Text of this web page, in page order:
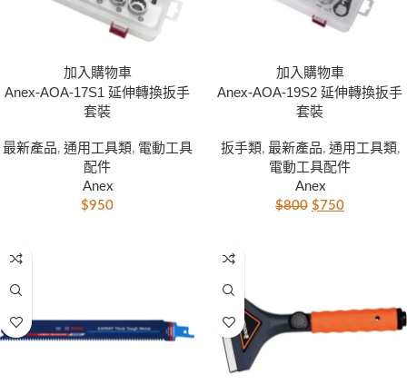
加入購物車
Anex-AOA-17S1 延伸轉換扳手
套裝
最新產品, 通用工具類, 電動工具
配件
Anex
$950
加入購物車
Anex-AOA-19S2 延伸轉換扳手
套裝
扳手類, 最新產品, 通用工具類,
電動工具配件
Anex
$800 $750